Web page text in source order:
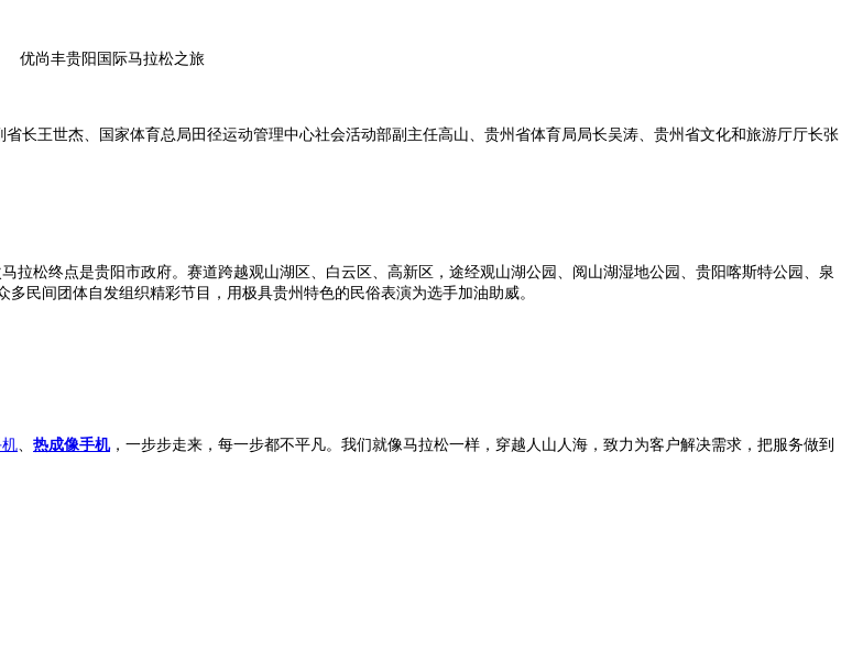
优尚丰贵阳国际马拉松之旅
省长王世杰、国家体育总局田径运动管理中心社会活动部副主任高山、贵州省体育局局长吴涛、贵州省文化和旅游厅厅长张
拉松终点是贵阳市政府。赛道跨越观山湖区、白云区、高新区，途经观山湖公园、阅山湖湿地公园、贵阳喀斯特公园、泉
民间团体自发组织精彩节目，用极具贵州特色的民俗表演为选手加油助威。
机 热成像手机，一步步走来，每一步都不平凡。我们就像马拉松一样，穿越人山人海，致力为客户解决需求，把服务做到